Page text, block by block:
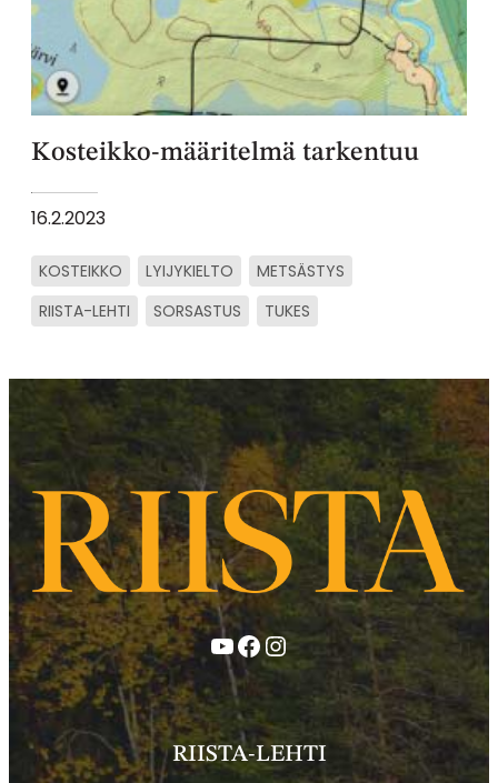
Kosteikko-määritelmä tarkentuu
16.2.2023
KOSTEIKKO LYIJYKIELTO
METSÄSTYS
RIISTA-LEHTI
SORSASTUS TUKES
YouTube
Facebook
Instagram
RIISTA-LEHTI